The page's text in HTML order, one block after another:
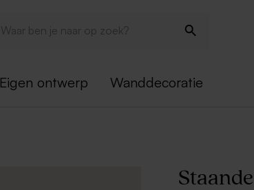
Eigen ontwerp Wanddecoratie